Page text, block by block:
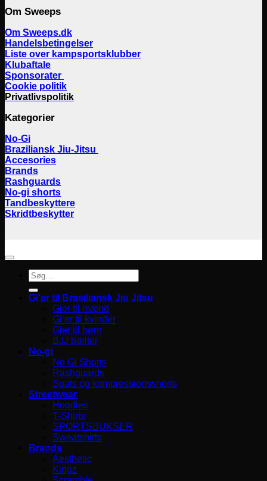
Om Sweeps
Om Sweeps.dk
Handelsbetingelser
Liste over kampsportsklubber
Klubaftale
Sponsorater
Cookie politik
Privatlivspolitik
Kategorier
No-Gi
Braziliansk Jiu-Jitsu
Accesories
Brands
Rashguards
No-gi shorts
Tandbeskyttere
Skridtbeskytter
Søg
efter:
Gi’er til Brasiliansk Jiu Jitsu
Gier til mænd
Gi’er til kvinder
Gier til børn
BJJ bælter
No-gi
No Gi Shorts
Rashguards
Spats og kompressionsshorts
Streetwear
Hoodies
T-Shirts
SPORTSBUKSER
Sweatshirts
Brands
Aesthetic
Kingz